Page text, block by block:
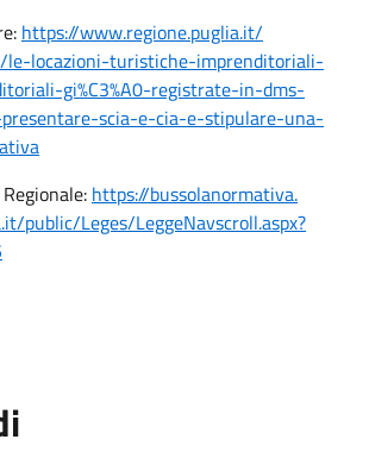
https://www.regione.puglia.it/
locazioni-turistiche-imprenditoriali-
gi%C3%A0-registrate-in-dms-
scia-e-cia-e-stipulare-una-
https://bussolanormativa.
public/Leges/LeggeNavscroll.aspx?